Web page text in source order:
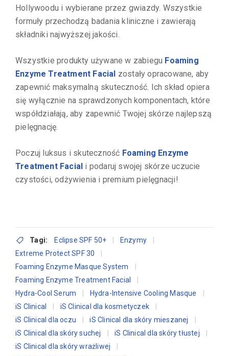
Hollywoodu i wybierane przez gwiazdy. Wszystkie
formuły przechodzą badania kliniczne i zawierają
składniki najwyższej jakości.
Wszystkie produkty używane w zabiegu Foaming
Enzyme Treatment Facial zostały opracowane, aby
zapewnić maksymalną skuteczność. Ich skład opiera
się wyłącznie na sprawdzonych komponentach, które
współdziałają, aby zapewnić Twojej skórze najlepszą
pielęgnację.
Poczuj luksus i skuteczność Foaming Enzyme
Treatment Facial i podaruj swojej skórze uczucie
czystości, odżywienia i premium pielęgnacji!
Tagi: Eclipse SPF 50+
Enzymy
Extreme Protect SPF 30
Foaming Enzyme Masque System
Foaming Enzyme Treatment Facial
Hydra-Cool Serum
Hydra-Intensive Cooling Masque
iS Clinical
iS Clinical dla kosmetyczek
iS Clinical dla oczu
iS Clinical dla skóry mieszanej
iS Clinical dla skóry suchej
iS Clinical dla skóry tłustej
iS Clinical dla skóry wrażliwej